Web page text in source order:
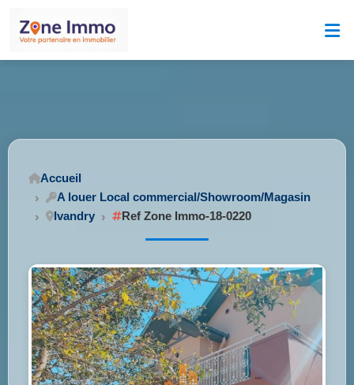
Accueil
A louer Local commercial/Showroom/Magasin
Ivandry
Ref Zone Immo-18-0220